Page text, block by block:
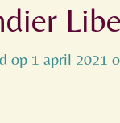
op 1 april 2021